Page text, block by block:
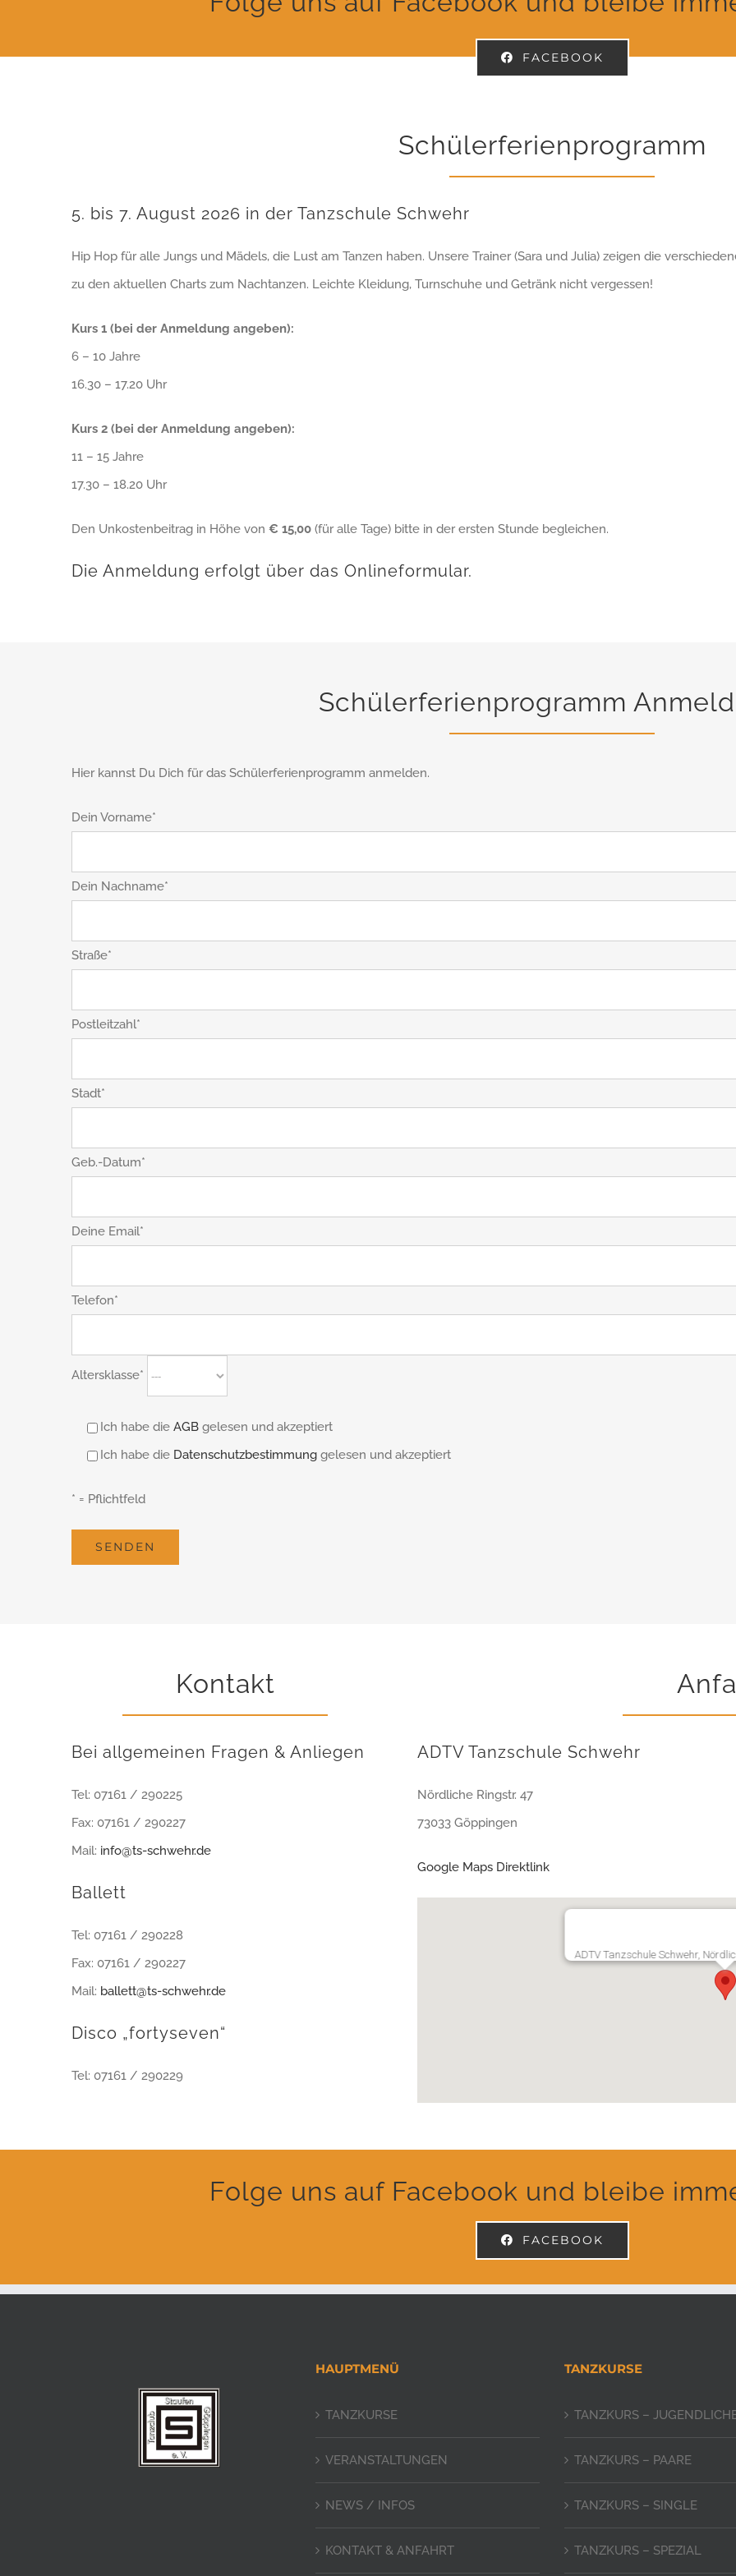
FACEBOOK
Schülerferienprogramm
5. bis 7. August 2026 in der Tanzschule Schwehr
Hip Hop für alle Jungs und Mädels, die Lust am Tanzen haben. Unsere Trainer (Sara und Julia) zeigen die
zu den aktuellen Charts zum Nachtanzen. Leichte Kleidung, Turnschuhe und Getränk nicht vergessen!
Kurs 1 (bei der Anmeldung angeben):
6 – 10 Jahre
16.30 – 17.20 Uhr
Kurs 2 (bei der Anmeldung angeben):
11 – 15 Jahre
17.30 – 18.20 Uhr
Den Unkostenbeitrag in Höhe von € 15,00 (für alle Tage) bitte in der ersten Stunde begleichen.
Die Anmeldung erfolgt über das Onlineformular.
Schülerferienprogramm
Hier kannst Du Dich für das Schülerferienprogramm anmelden.
Dein Vorname*
Dein Nachname*
Straße*
Postleitzahl*
Stadt*
Geb.-Datum*
Deine Email*
Telefon*
Altersklasse*
Ich habe die AGB gelesen und akzeptiert
Ich habe die Datenschutzbestimmung gelesen und akzeptiert
* = Pflichtfeld
Kontakt
Bei allgemeinen Fragen & Anliegen
Tel: 07161 / 290225
Fax: 07161 / 290227
Mail: info@ts-schwehr.de
Ballett
Tel: 07161 / 290228
Fax: 07161 / 290227
Mail: ballett@ts-schwehr.de
Disco „fortyseven“
Tel: 07161 / 290229
ADTV Tanzschule Schwehr
Nördliche Ringstr. 47
73033 Göppingen
Google Maps Direktlink
ADTV Tanzschule Schwehr,
Folge uns auf Facebook und bleibe
FACEBOOK
HAUPTMENÜ
TANZKURSE
VERANSTALTUNGEN
NEWS / INFOS
KONTAKT & ANFAHRT
TANZKURSE
TANZKURS –
TANZKURS – PAARE
TANZKURS – SINGLE
TANZKURS – SPEZIAL